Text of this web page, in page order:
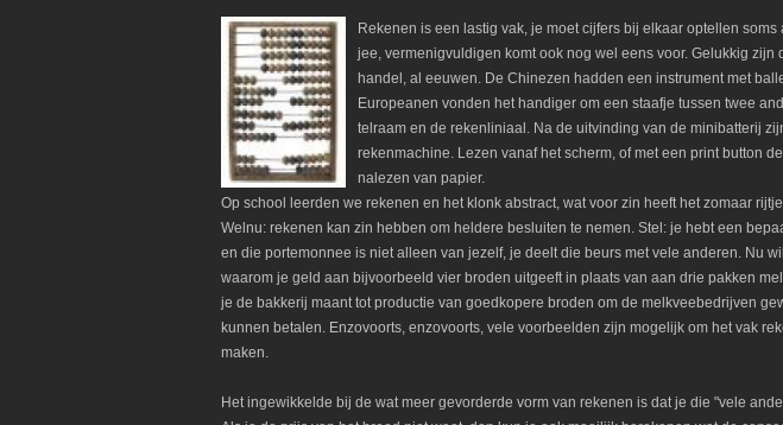
Rekenen is een lastig vak, je moet cijfers bij elkaar optellen
jee, vermenigvuldigen komt ook nog wel eens voor. Gelukkig zijn
handel, al eeuwen. De Chinezen hadden een instrument met
Europeanen vonden het handiger om een staafje tussen twee
telraam en de rekenliniaal. Na de uitvinding van de minibatterij
rekenmachine. Lezen vanaf het scherm, of met een print button
nalezen van papier.
Op school leerden we rekenen en het klonk abstract, wat voor zin heeft het zomaar
Welnu: rekenen kan zin hebben om heldere besluiten te nemen. Stel: je hebt een
en die portemonnee is niet alleen van jezelf, je deelt die beurs met vele anderen. Nu
waarom je geld aan bijvoorbeeld vier broden uitgeeft in plaats van aan drie pakken
je de bakkerij maant tot productie van goedkopere broden om de melkveebedrijven
kunnen betalen. Enzovoorts, enzovoorts, vele voorbeelden zijn mogelijk om het vak
maken.
Het ingewikkelde bij de wat meer gevorderde vorm van rekenen is dat je die "vele